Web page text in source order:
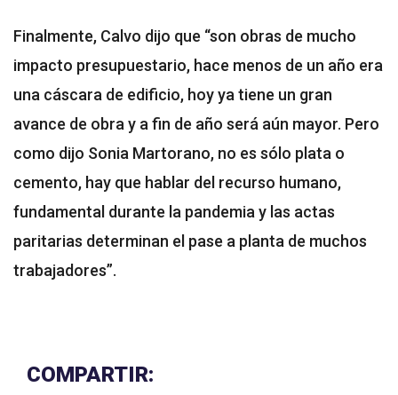
Finalmente, Calvo dijo que “son obras de mucho
impacto presupuestario, hace menos de un año era
una cáscara de edificio, hoy ya tiene un gran
avance de obra y a fin de año será aún mayor. Pero
como dijo Sonia Martorano, no es sólo plata o
cemento, hay que hablar del recurso humano,
fundamental durante la pandemia y las actas
paritarias determinan el pase a planta de muchos
trabajadores”.
COMPARTIR: